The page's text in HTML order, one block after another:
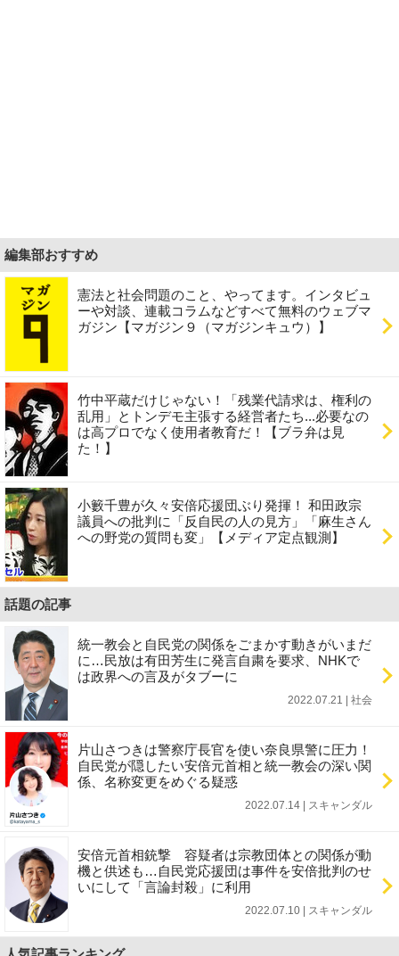
編集部おすすめ
憲法と社会問題のこと、やってます。インタビュ
ーや対談、連載コラムなどすべて無料のウェブマ
ガジン【マガジン９（マガジンキュウ）】
竹中平蔵だけじゃない！「残業代請求は、権利の
乱用」とトンデモ主張する経営者たち...必要なの
は高プロでなく使用者教育だ！【ブラ弁は見
た！】
小籔千豊が久々安倍応援団ぶり発揮！ 和田政宗
議員への批判に「反自民の人の見方」「麻生さん
への野党の質問も変」【メディア定点観測】
話題の記事
統一教会と自民党の関係をごまかす動きがいまだ
に…民放は有田芳生に発言自粛を要求、NHKで
は政界への言及がタブーに
2022.07.21 | 社会
片山さつきは警察庁長官を使い奈良県警に圧力！
自民党が隠したい安倍元首相と統一教会の深い関
係、名称変更をめぐる疑惑
2022.07.14 | スキャンダル
安倍元首相銃撃 容疑者は宗教団体との関係が動
機と供述も…自民党応援団は事件を安倍批判のせ
いにして「言論封殺」に利用
2022.07.10 | スキャンダル